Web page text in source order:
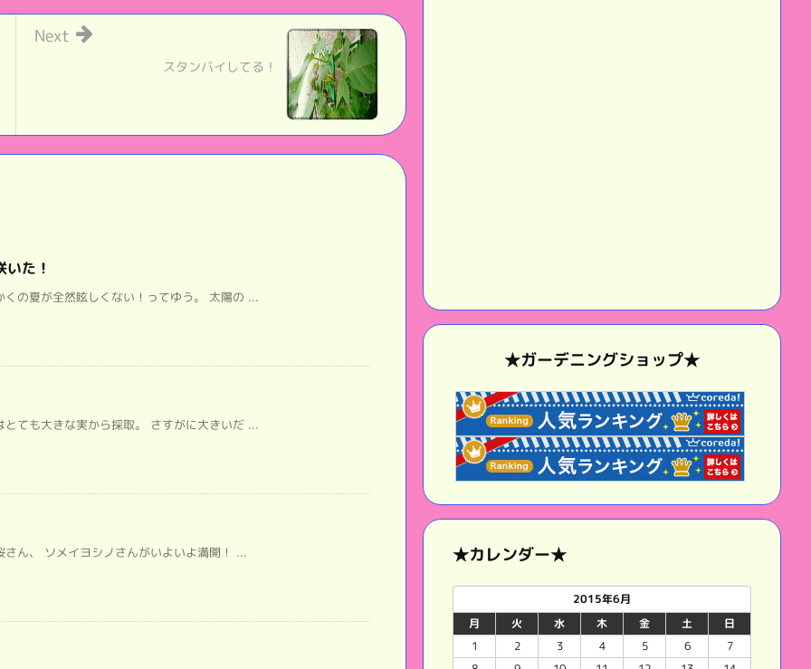
スタンバイしてる！
Next
た！
の夏が全然眩しくない！ってゆう。 太陽の ...
ても大きな実から採取。 さすがに大きいだ ...
ん、 ソメイヨシノさんがいよいよ満開！ ...
★ガーデニングショップ★
★カレンダー★
2015年6月
月
火 水 木 金 土
日
1
2 3 4 5 6
7